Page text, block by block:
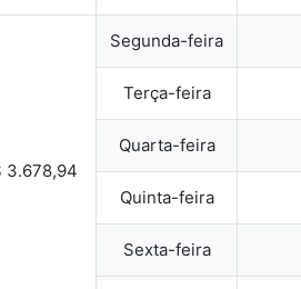
3.678,94
Segunda-feira
Terça-feira
Quarta-feira
Quinta-feira
Sexta-feira